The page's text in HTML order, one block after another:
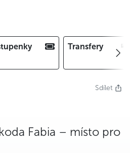
Transfery
Sdílet
Fabia – místo pro